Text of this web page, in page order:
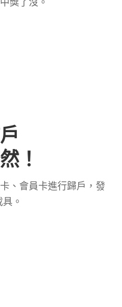
獎了沒。
！
、會員卡進行歸戶，發
。